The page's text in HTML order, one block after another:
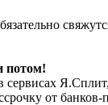
потом!
сервисах
от банков-